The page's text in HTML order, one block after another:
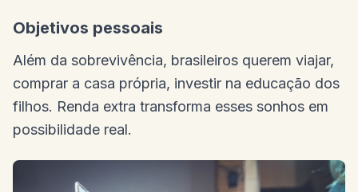
Objetivos pessoais
Além da sobrevivência, brasileiros querem viajar,
comprar a casa própria, investir na educação dos
filhos. Renda extra transforma esses sonhos em
possibilidade real.